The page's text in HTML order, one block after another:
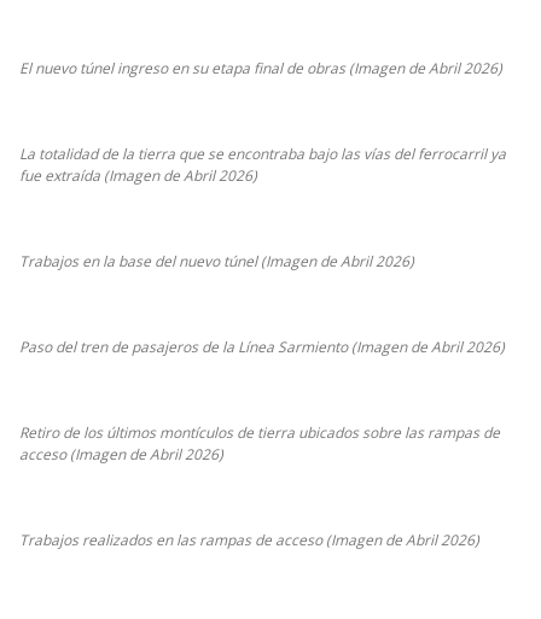
El nuevo túnel ingreso en su etapa final de obras (Imagen de Abril 2026)
La totalidad de la tierra que se encontraba bajo las vías del ferrocarril ya
fue extraída (Imagen de Abril 2026)
Trabajos en la base del nuevo túnel (Imagen de Abril 2026)
Paso del tren de pasajeros de la Línea Sarmiento (Imagen de Abril 2026)
Retiro de los últimos montículos de tierra ubicados sobre las rampas de
acceso (Imagen de Abril 2026)
Trabajos realizados en las rampas de acceso (Imagen de Abril 2026)